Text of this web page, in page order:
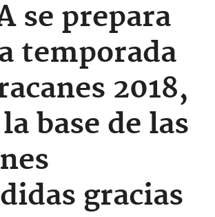
se prepara
temporada
2018,
base de las
gracias